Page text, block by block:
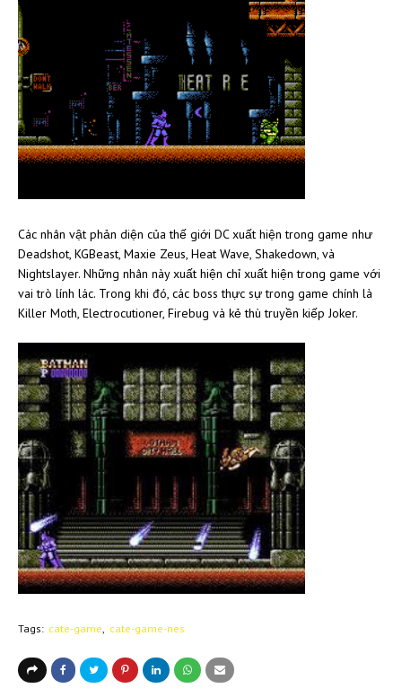
Các nhân vật phản diện của thế giới DC xuất hiện trong game như
Deadshot, KGBeast, Maxie Zeus, Heat Wave, Shakedown, và
Nightslayer. Những nhân này xuất hiện chỉ xuất hiện trong game với
vai trò lính lác. Trong khi đó, các boss thực sự trong game chính là
Killer Moth, Electrocutioner, Firebug và kẻ thù truyền kiếp Joker.
Tags: cate-game cate-game-nes